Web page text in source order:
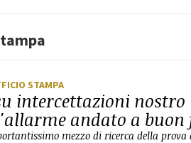
STAMPA
intercettazioni nostro
andato a buon
mezzo di ricerca della prova